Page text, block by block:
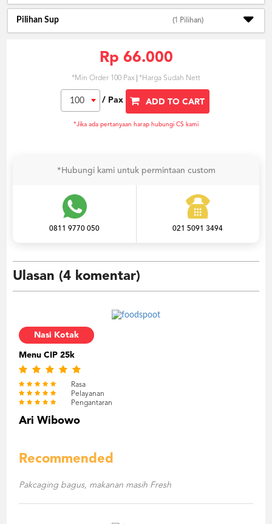
Pilihan Sup (1 Pilihan)
Rp 66.000
*Min Order 100 Pax *Harga Sudah Nett
100 / Pax ADD TO CART
*Jika ada pertanyaan harap hubungi CS kami
*Hubungi kami untuk permintaan custom
0811 9770 050 021 5091 3494
Ulasan (4 komentar)
Nasi Kotak
Menu CIP 25k
Rasa
Pelayanan
Pengantaran
Ari Wibowo
Recommended
Pakcaging bagus, makanan masih Fresh